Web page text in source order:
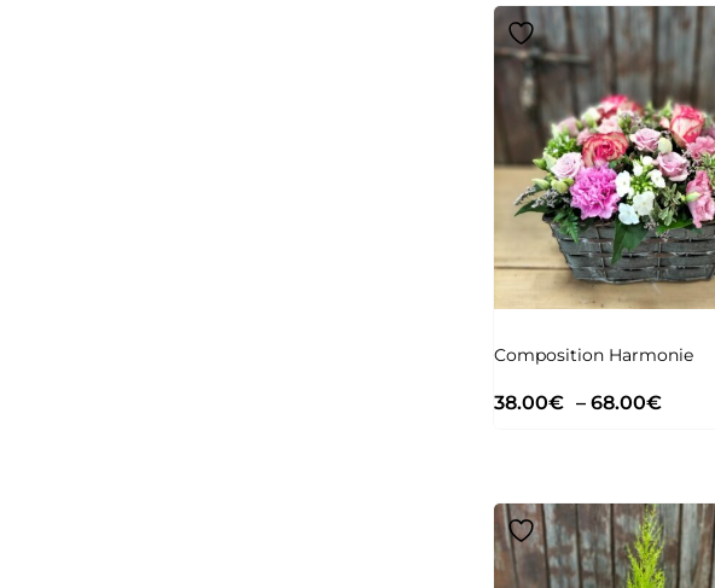
Composition Harmonie
38.00€ – 68.00€